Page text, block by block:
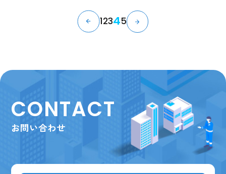
1 2345
CONTACT
お問い合わせ